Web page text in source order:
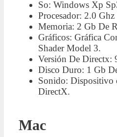
So: Windows Xp
Procesador: 2.0
Memoria: 2 Gb De
Gráficos: Gráfica
Shader Model 3.
Versión De Directx:
Disco Duro: 1 Gb
Sonido: Dispositivo
DirectX.
Mac